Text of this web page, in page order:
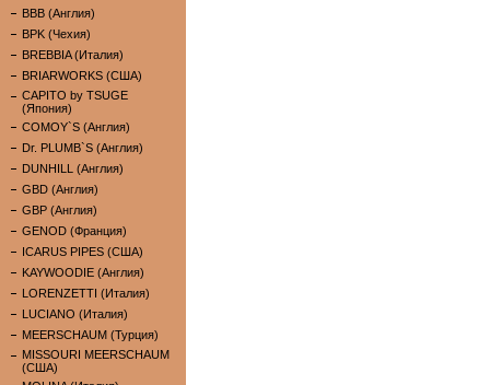
BBB (Англия)
BPK (Чехия)
BREBBIA (Италия)
BRIARWORKS (США)
CAPITO by TSUGE
(Япония)
COMOY`S (Англия)
Dr. PLUMB`S (Англия)
DUNHILL (Англия)
GBD (Англия)
GBP (Англия)
GENOD (Франция)
ICARUS PIPES (США)
KAYWOODIE (Англия)
LORENZETTI (Италия)
LUCIANO (Италия)
MEERSCHAUM (Турция)
MISSOURI MEERSCHAUM
(США)